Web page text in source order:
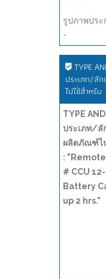
รูปภาพประ
-
TYPE
ประเภท/ลั
ไปใช้สำหรับ
TYPE
ประเภท/ลั
ผลิตภัณฑ์ไ
:
# CCU
Battery
up 2 hrs."